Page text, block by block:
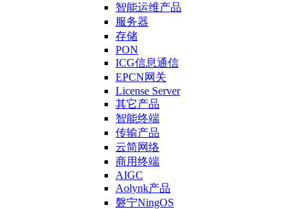
智能运维产品
服务器
存储
PON
ICG信息通信
EPCN网关
License Server
其它产品
智能终端
传输产品
云简网络
商用终端
AIGC
Aolynk产品
磐宁NingOS